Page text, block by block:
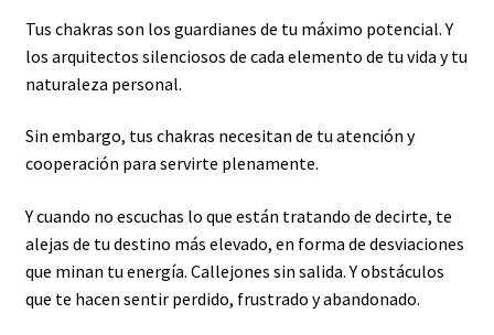
Tus chakras son los guardianes de tu máximo potencial. Y
los arquitectos silenciosos de cada elemento de tu vida y tu
naturaleza personal.
Sin embargo, tus chakras necesitan de tu atención y
cooperación para servirte plenamente.
Y cuando no escuchas lo que están tratando de decirte, te
alejas de tu destino más elevado, en forma de desviaciones
que minan tu energía. Callejones sin salida. Y obstáculos
que te hacen sentir perdido, frustrado y abandonado.